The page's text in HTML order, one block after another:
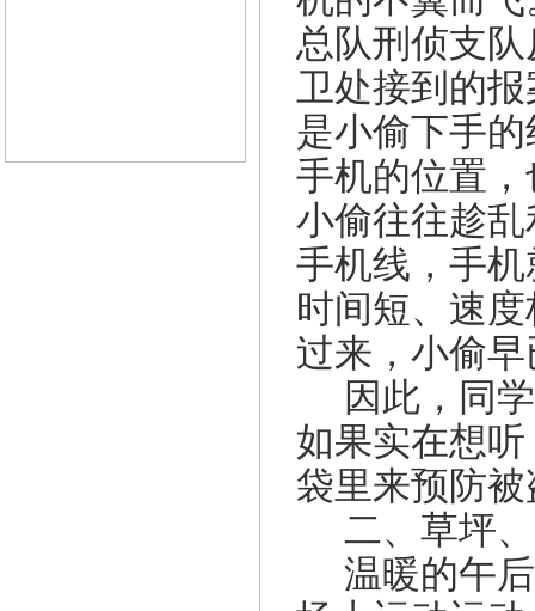
总队刑侦支
卫处接到的
是小偷下手
手机的位置
小偷往往趁
手机线，手
时间短、速
过来，小偷
因此，同
如果实在想
袋里来预防被
二、 草坪
温暖的午